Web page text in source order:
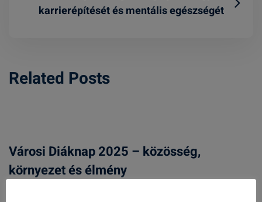
karrierépítését és mentális egészségét
Related Posts
Városi Diáknap 2025 – közösség,
környezet és élmény